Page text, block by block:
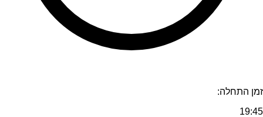
זמן התחלה:
19:45